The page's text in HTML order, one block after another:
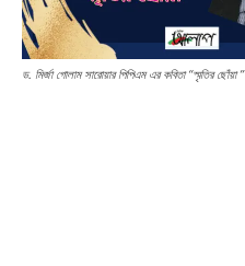
ড. মির্জা গোলাম সারোয়ার পিপিএম এর কবিতা “স্মৃতির ছোঁয়া ”